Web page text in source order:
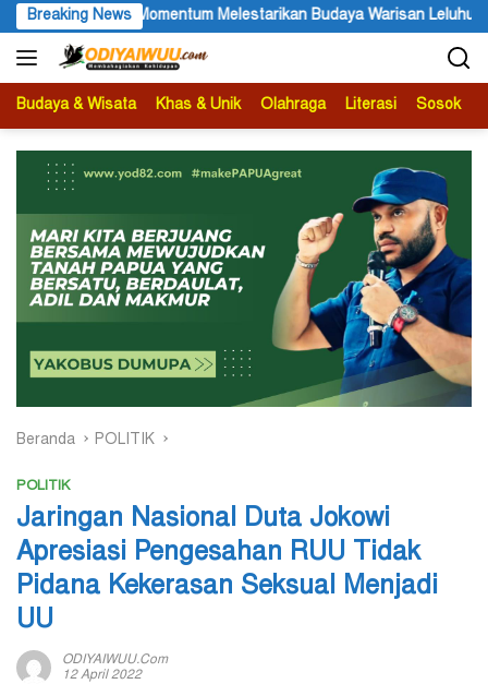
Langsung
ke
konten
Breaking News
Leluhur Partai NasDem Serius Dorong
Budaya & Wisata Khas & Unik Olahraga Literasi Sosok
Beranda POLITIK
POLITIK
Jaringan Nasional Duta Jokowi
Apresiasi Pengesahan RUU Tidak
Pidana Kekerasan Seksual Menjadi
UU
ODIYAIWUU.com
12 April 2022